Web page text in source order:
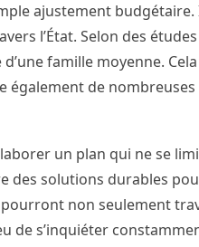
ajustement budgétaire.
l’État. Selon des
famille moyenne.
également de
un plan qui ne se
des solutions durables
non seulement
de s’inquiéter